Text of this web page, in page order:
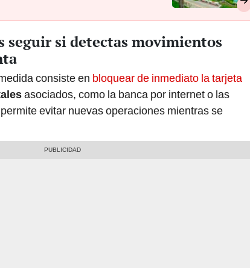
seguir si detectas movimientos
consiste en bloquear de inmediato la tarjeta
asociados, como la banca por internet o las
evitar nuevas operaciones mientras se